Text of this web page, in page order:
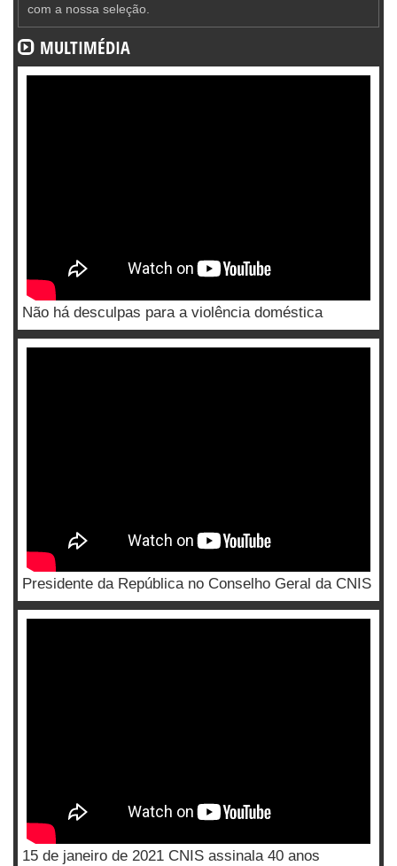
com a nossa seleção.
MULTIMÉDIA
Não há desculpas para a violência doméstica
Presidente da República no Conselho Geral da CNIS
15 de janeiro de 2021 CNIS assinala 40 anos